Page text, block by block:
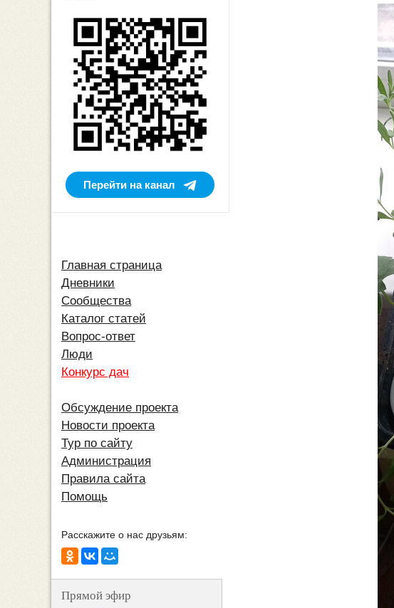
Перейти на канал
Главная страница
Дневники
Сообщества
Каталог статей
Вопрос-ответ
Люди
Конкурс дач
Обсуждение проекта
Новости проекта
Тур по сайту
Администрация
Правила сайта
Помощь
Расскажите о нас друзьям:
Прямой эфир